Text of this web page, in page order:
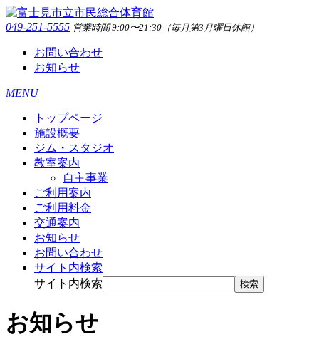
049-251-5555 営業時間 9:00〜21:30（毎月第3月曜日休館）
お問い合わせ
お知らせ
MENU
トップページ
施設概要
ジム・スタジオ
教室案内
自主事業
ご利用案内
ご利用料金
交通案内
お知らせ
お問い合わせ
サイト内検索
サイト内検索
検索
お知らせ